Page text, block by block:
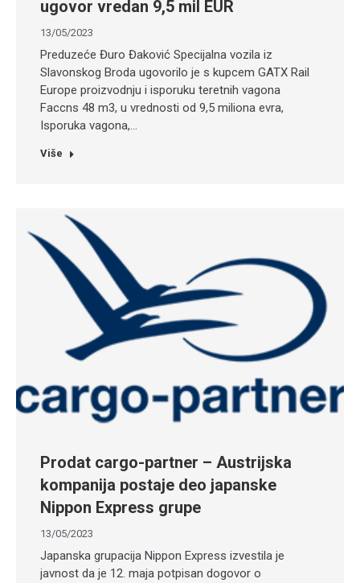
ugovor vredan 9,5 mil EUR
13/05/2023
Preduzeće Đuro Đaković Specijalna vozila iz
Slavonskog Broda ugovorilo je s kupcem GATX Rail
Europe proizvodnju i isporuku teretnih vagona
Faccns 48 m3, u vrednosti od 9,5 miliona evra,
Isporuka vagona,…
Više
Prodat cargo-partner – Austrijska
kompanija postaje deo japanske
Nippon Express grupe
13/05/2023
Japanska grupacija Nippon Express izvestila je
javnost da je 12. maja potpisan dogovor o